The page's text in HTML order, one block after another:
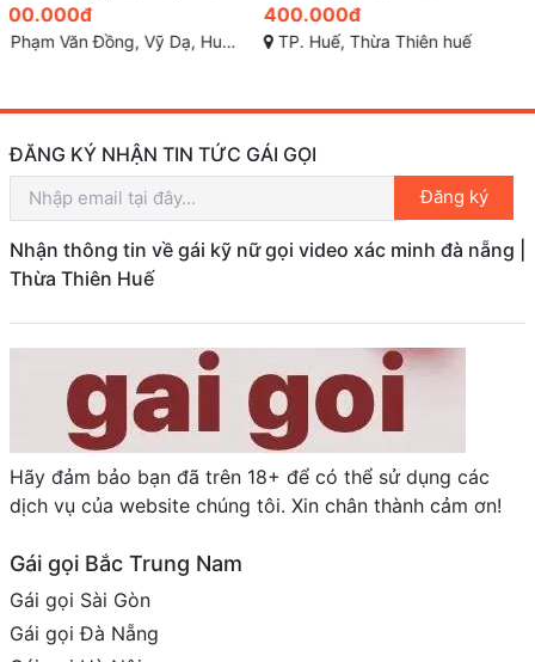
400.000đ
TP. Huế, Thừa Thiên huế
700.000đ
Đường Hàn Mạc Tử , Vỹ Dạ, TP Huế
ĐĂNG KÝ NHẬN TIN TỨC GÁI GỌI
Đăng ký
Nhận thông tin về gái kỹ nữ gọi video xác minh đà nẵng |
Thừa Thiên Huế
Hãy đảm bảo bạn đã trên 18+ để có thể sử dụng các
dịch vụ của website chúng tôi. Xin chân thành cảm ơn!
Gái gọi Bắc Trung Nam
Gái gọi Sài Gòn
Gái gọi Đà Nẵng